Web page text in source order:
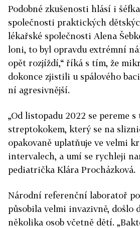
Podobné zkušenosti hlásí i
společnosti praktických
lékařské společnosti Alena
loni, to byl opravdu extrémní
opět rozjíždí,“ říká s tím, že
dokonce zjistili u spálového
ní agresivnější.
„Od listopadu 2022 se pereme
streptokokem, který se na
opakovaně uplatňuje ve velmi
intervalech, a umí se rychleji
pediatrička Klára Procházková.
Národní referenční laboratoř
působila velmi invazivně, došlo
několika osob včetně dětí. „